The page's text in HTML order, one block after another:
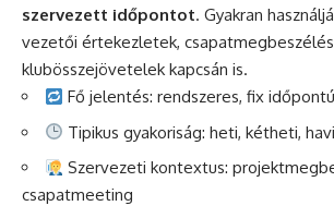
szervezett időpontot. Gyakran
vezetői értekezletek,
klubösszejövetelek kapcsán is.
Fő jelentés: rendszeres, fix
Tipikus gyakoriság: heti, kétheti,
Szervezeti kontextus:
csapatmeeting